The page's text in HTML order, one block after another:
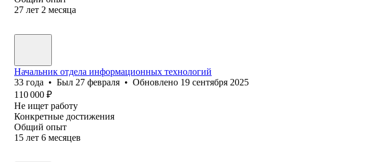
27 лет 2 месяца
Начальник отдела информационных технологий
33 года • Был 27 февраля • Обновлено 19 сентября 2025
110 000 ₽
Не ищет работу
Конкретные достижения
Общий опыт
15 лет 6 месяцев